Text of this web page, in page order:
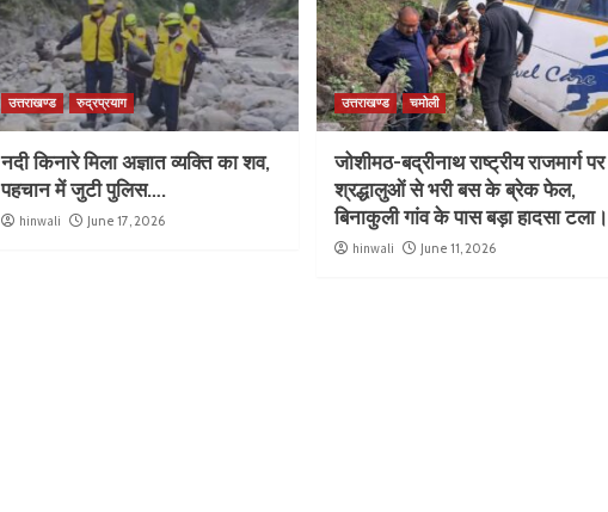
उत्तराखण्ड रुद्रप्रयाग
नदी किनारे मिला अज्ञात व्यक्ति का शव,
पहचान में जुटी पुलिस….
hinwali June 17, 2026
उत्तराखण्ड चमोली
जोशीमठ-बद्रीनाथ राष्ट्रीय राजमार्ग पर
श्रद्धालुओं से भरी बस के ब्रेक फेल,
बिनाकुली गांव के पास बड़ा हादसा टला।
hinwali June 11, 2026